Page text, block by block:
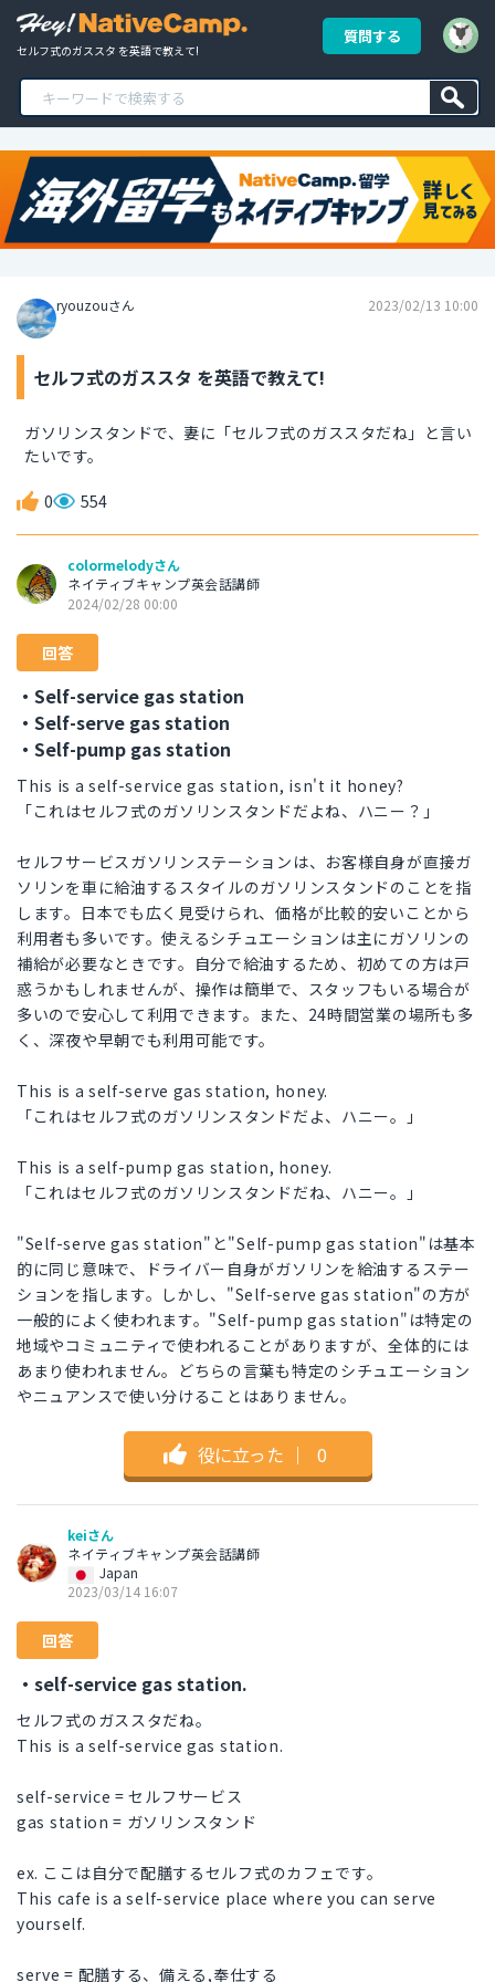
セルフ式のガススタ を英語で教えて!
質問する
ryouzouさん 2023/02/13 10:00
セルフ式のガススタ を英語で教えて!
ガソリンスタンドで、妻に「セルフ式のガススタだね」と言い
たいです。
0 554
colormelodyさん
ネイティブキャンプ英会話講師
2024/02/28 00:00
回答
・Self-service gas station
・Self-serve gas station
・Self-pump gas station
This is a self-service gas station, isn't it honey?
「これはセルフ式のガソリンスタンドだよね、ハニー？」
セルフサービスガソリンステーションは、お客様自身が直接ガ
ソリンを車に給油するスタイルのガソリンスタンドのことを指
します。日本でも広く見受けられ、価格が比較的安いことから
利用者も多いです。使えるシチュエーションは主にガソリンの
補給が必要なときです。自分で給油するため、初めての方は戸
惑うかもしれませんが、操作は簡単で、スタッフもいる場合が
多いので安心して利用できます。また、24時間営業の場所も多
く、深夜や早朝でも利用可能です。
This is a self-serve gas station, honey.
「これはセルフ式のガソリンスタンドだよ、ハニー。」
This is a self-pump gas station, honey.
「これはセルフ式のガソリンスタンドだね、ハニー。」
"Self-serve gas station"と"Self-pump gas station"は基本
的に同じ意味で、ドライバー自身がガソリンを給油するステー
ションを指します。しかし、"Self-serve gas station"の方が
一般的によく使われます。"Self-pump gas station"は特定の
地域やコミュニティで使われることがありますが、全体的には
あまり使われません。どちらの言葉も特定のシチュエーション
やニュアンスで使い分けることはありません。
役に立った ｜ 0
keiさん
ネイティブキャンプ英会話講師
Japan
2023/03/14 16:07
回答
・self-service gas station.
セルフ式のガススタだね。
This is a self-service gas station.
self-service = セルフサービス
gas station = ガソリンスタンド
ex. ここは自分で配膳するセルフ式のカフェです。
This cafe is a self-service place where you can serve
yourself.
serve = 配膳する、備える,奉仕する